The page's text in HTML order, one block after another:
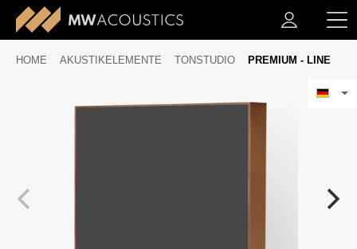
HOME AKUSTIKELEMENTE TONSTUDIO PREMIUM - LINE